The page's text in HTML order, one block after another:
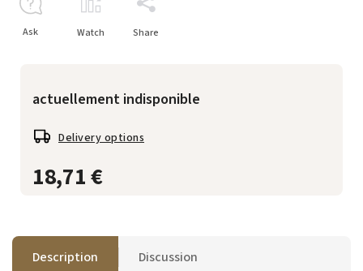
18,71 €
actuellement indisponible
Delivery options
Ask Watch Share
Description Discussion